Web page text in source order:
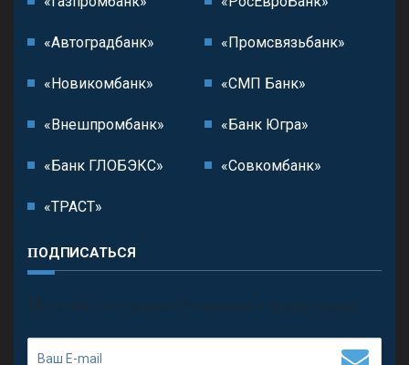
«Автоградбанк» «Промсвязьбанк»
«Новикомбанк» «СМП Банк»
«Внешпромбанк» «Банк Югра»
«Банк ГЛОБЭКС» «Совкомбанк»
«ТРАСТ»
ПОДПИСАТЬСЯ
П олучить последние обновления и предложения.